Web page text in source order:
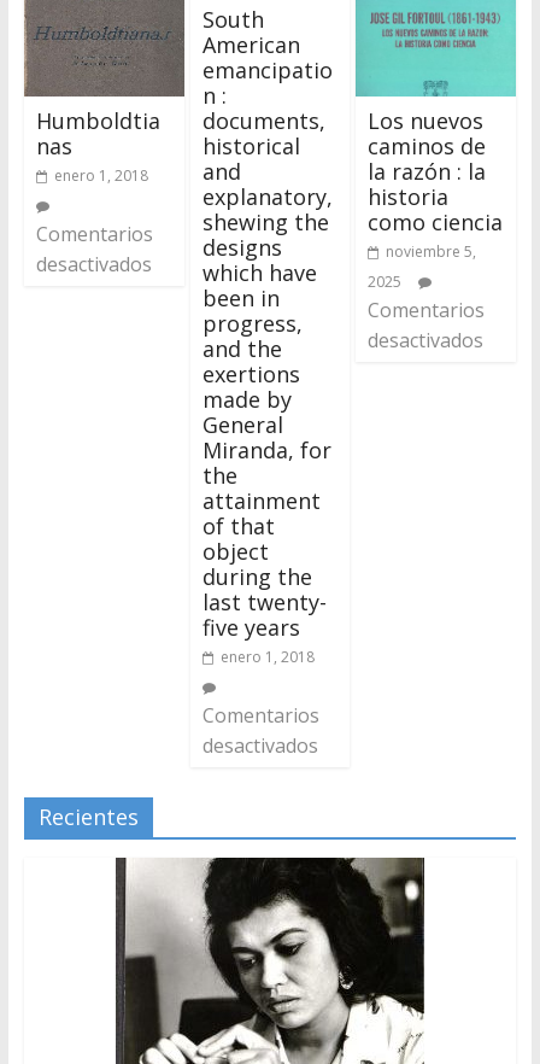
Humboldtia
nas
enero 1, 2018
Comentarios
desactivados
South
American
emancipatio
n :
documents,
historical
and
explanatory,
shewing the
designs
which have
been in
progress,
and the
exertions
made by
General
Miranda, for
the
attainment
of that
object
during the
last twenty-
five years
enero 1, 2018
Comentarios
desactivados
Los nuevos
caminos de
la razón : la
historia
como ciencia
noviembre 5,
2025
Comentarios
desactivados
Recientes